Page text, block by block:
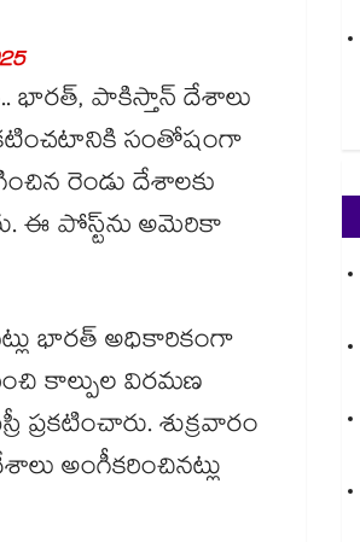
భారత్, పాకిస్తాన్ దేశాలు
సంతోషంగా
రెండు దేశాలకు
ఈ పోస్ట్‌ను అమెరికా
భారత్ అధికారికంగా
కాల్పుల విరమణ
శుక్రవారం
అంగీకరించినట్లు